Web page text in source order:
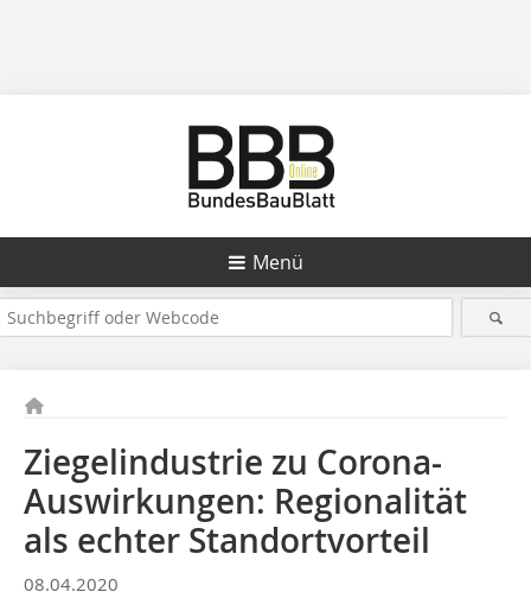
Menü
Ziegelindustrie zu Corona-
Auswirkungen: Regionalität
als echter Standortvorteil
08.04.2020